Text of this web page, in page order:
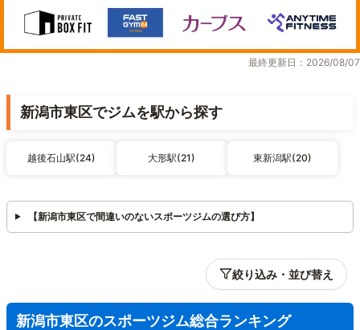
最終更新日：2026/08/07
新潟市東区でジムを駅から探す
越後石山駅(24) 大形駅(21) 東新潟駅(20)
【新潟市東区で間違いのないスポーツジムの選び方】
絞り込み・並び替え
新潟市東区のスポーツジム総合ランキング